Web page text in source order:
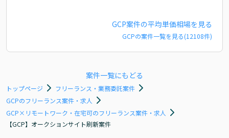
GCP案件の平均単価相場を見る
GCPの案件一覧を見る(12108件)
案件一覧にもどる
トップページ
フリーランス・業務委託案件
GCPのフリーランス案件・求人
GCP×リモートワーク・在宅可のフリーランス案件・求人
【GCP】オークションサイト刷新案件